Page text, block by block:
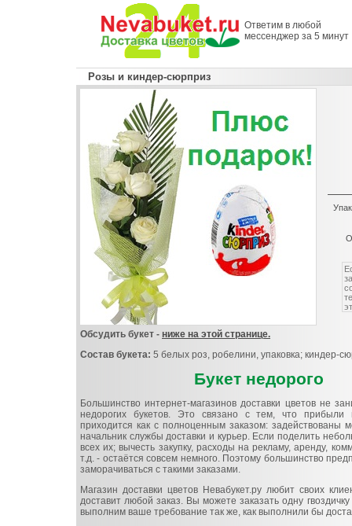
Ответим в любой
мессенджер за 5 минут
Розы и киндер-сюрприз
Обсудить букет - ниже на этой странице.
Состав букета: 5 белых роз, робелини, упаковка; киндер-
Букет недорого
Большинство интернет-магазинов доставки цветов не
недорогих букетов. Это связано с тем, что прибыли
приходится как с полноценным заказом: задействованы
начальник службы доставки и курьер. Если поделить
всех их; вычесть закупку, расходы на рекламу, аренду,
т.д. - остаётся совсем немного. Поэтому большинство
заморачиваться с такими заказами.
Магазин доставки цветов Невабукет.ру любит своих
доставит любой заказ. Вы можете заказать одну
выполним ваше требование так же, как выполнили бы